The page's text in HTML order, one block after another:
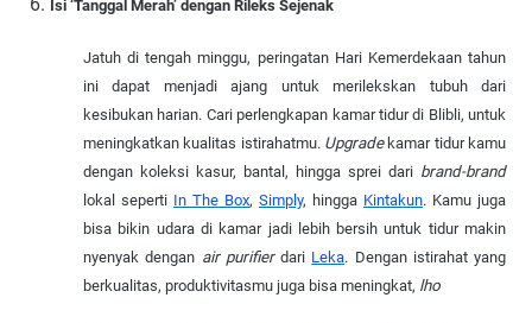
Isi ‘Tanggal Merah’ dengan Rileks Sejenak
Jatuh di tengah minggu, peringatan Hari Kemerdekaan tahun
ini dapat menjadi ajang untuk merilekskan tubuh dari
kesibukan harian. Cari perlengkapan kamar tidur di Blibli, untuk
meningkatkan kualitas istirahatmu. Upgradekamar tidur kamu
dengan koleksi kasur, bantal, hingga sprei dari brand-brand
lokal seperti In The Box, Simply, hingga Kintakun. Kamu juga
bisa bikin udara di kamar jadi lebih bersih untuk tidur makin
nyenyak dengan air purifier dari Leka. Dengan istirahat yang
berkualitas, produktivitasmu juga bisa meningkat, lho